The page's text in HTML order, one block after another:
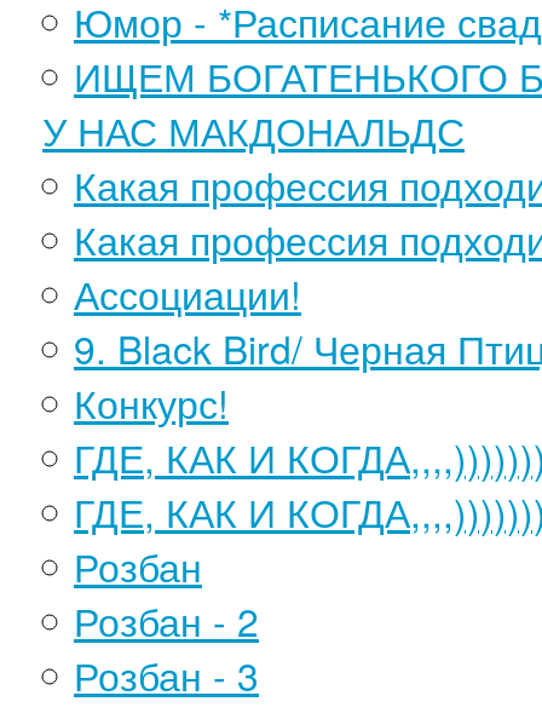
Юмор - *Расписание
ИЩЕМ БОГАТЕНЬКОГО
У НАС МАКДОНАЛЬДС
Какая профессия
Какая профессия
Ассоциации!
9. Black Bird/ Черная
Конкурс!
ГДЕ, КАК И
ГДЕ, КАК И
Розбан
Розбан - 2
Розбан - 3